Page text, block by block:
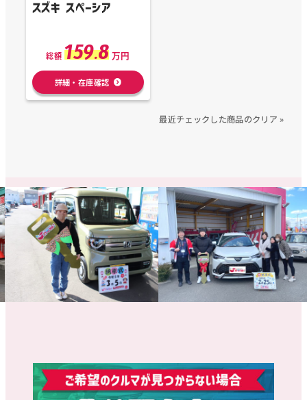
スズキ スペーシア
総額 159.8 万円
詳細・在庫確認
最近チェックした商品のクリア »